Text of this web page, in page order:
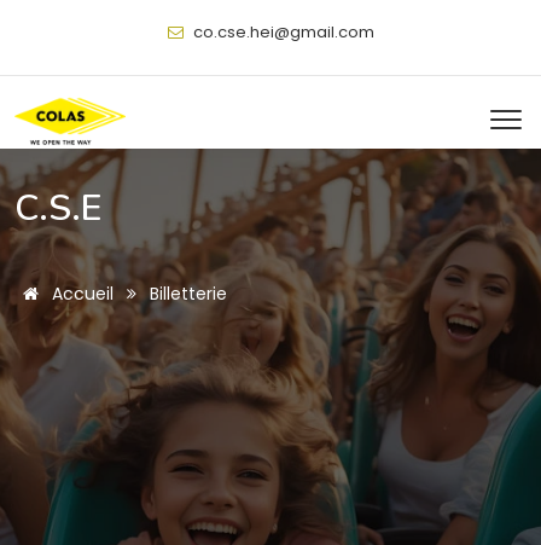
@
C.S.E
Accueil Billetterie